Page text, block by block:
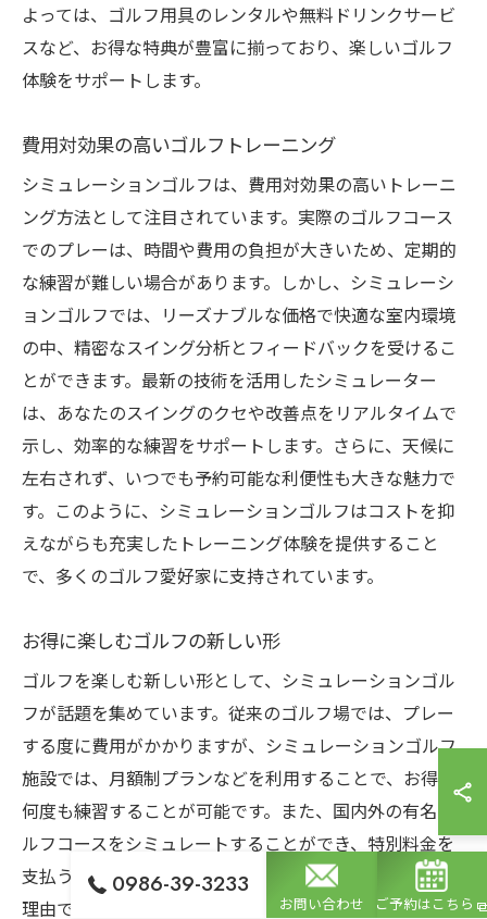
よっては、ゴルフ用具のレンタルや無料ドリンクサービ
スなど、お得な特典が豊富に揃っており、楽しいゴルフ
体験をサポートします。
費用対効果の高いゴルフトレーニング
シミュレーションゴルフは、費用対効果の高いトレーニ
ング方法として注目されています。実際のゴルフコース
でのプレーは、時間や費用の負担が大きいため、定期的
な練習が難しい場合があります。しかし、シミュレーシ
ョンゴルフでは、リーズナブルな価格で快適な室内環境
の中、精密なスイング分析とフィードバックを受けるこ
とができます。最新の技術を活用したシミュレーター
は、あなたのスイングのクセや改善点をリアルタイムで
示し、効率的な練習をサポートします。さらに、天候に
左右されず、いつでも予約可能な利便性も大きな魅力で
す。このように、シミュレーションゴルフはコストを抑
えながらも充実したトレーニング体験を提供すること
で、多くのゴルフ愛好家に支持されています。
お得に楽しむゴルフの新しい形
ゴルフを楽しむ新しい形として、シミュレーションゴル
フが話題を集めています。従来のゴルフ場では、プレー
する度に費用がかかりますが、シミュレーションゴルフ
施設では、月額制プランなどを利用することで、お得に
何度も練習することが可能です。また、国内外の有名ゴ
ルフコースをシミュレートすることができ、特別料金を
支払うことなく世界中のコースを体験できる点も人気の
理由です。さらに、施設によっては無料トライアルやお
0986-39-3233
お問い合わせ ご予約はこちら